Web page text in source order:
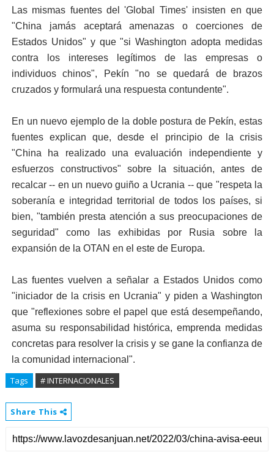
Las mismas fuentes del 'Global Times' insisten en que
"China jamás aceptará amenazas o coerciones de
Estados Unidos" y que "si Washington adopta medidas
contra los intereses legítimos de las empresas o
individuos chinos", Pekín "no se quedará de brazos
cruzados y formulará una respuesta contundente".
En un nuevo ejemplo de la doble postura de Pekín, estas
fuentes explican que, desde el principio de la crisis
"China ha realizado una evaluación independiente y
esfuerzos constructivos" sobre la situación, antes de
recalcar -- en un nuevo guiño a Ucrania -- que "respeta la
soberanía e integridad territorial de todos los países, si
bien, "también presta atención a sus preocupaciones de
seguridad" como las exhibidas por Rusia sobre la
expansión de la OTAN en el este de Europa.
Las fuentes vuelven a señalar a Estados Unidos como
"iniciador de la crisis en Ucrania" y piden a Washington
que "reflexiones sobre el papel que está desempeñando,
asuma su responsabilidad histórica, emprenda medidas
concretas para resolver la crisis y se gane la confianza de
la comunidad internacional".
Tags # INTERNACIONALES
Share This